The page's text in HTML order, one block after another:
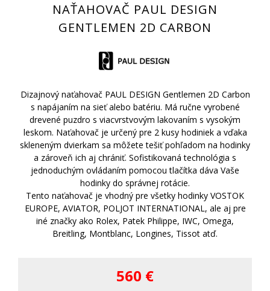
NAŤAHOVAČ PAUL DESIGN
GENTLEMEN 2D CARBON
Dizajnový naťahovač PAUL DESIGN Gentlemen 2D Carbon
s napájaním na sieť alebo batériu. Má ručne vyrobené
drevené puzdro s viacvrstvovým lakovaním s vysokým
leskom. Naťahovač je určený pre 2 kusy hodiniek a vďaka
skleneným dvierkam sa môžete tešiť pohľadom na hodinky
a zároveň ich aj chrániť. Sofistikovaná technológia s
jednoduchým ovládaním pomocou tlačítka dáva Vaše
hodinky do správnej rotácie.
Tento naťahovač je vhodný pre všetky hodinky VOSTOK
EUROPE, AVIATOR, POLJOT INTERNATIONAL, ale aj pre
iné značky ako Rolex, Patek Philippe, IWC, Omega,
Breitling, Montblanc, Longines, Tissot atď.
560 €